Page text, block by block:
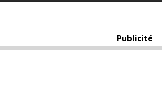
Publicité